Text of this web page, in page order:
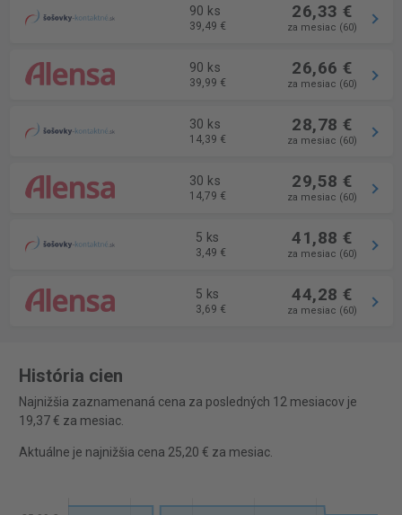
90 ks
39,49 €
26,33 €
za mesiac (60)
90 ks
39,99 €
26,66 €
za mesiac (60)
30 ks
14,39 €
28,78 €
za mesiac (60)
30 ks
14,79 €
29,58 €
za mesiac (60)
5 ks
3,49 €
41,88 €
za mesiac (60)
5 ks
3,69 €
44,28 €
za mesiac (60)
História cien
Najnižšia zaznamenaná cena za posledných 12 mesiacov je
19,37 € za mesiac.
Aktuálne je najnižšia cena 25,20 € za mesiac.